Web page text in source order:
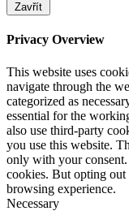
Zavřít
Privacy Overview
This website uses
navigate through the
categorized as
essential for the
also use third-party
you use this website.
only with your
cookies. But opting out
browsing experience.
Necessary